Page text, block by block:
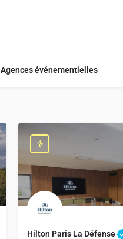
Agences événementielles
Hilton Paris La Défense